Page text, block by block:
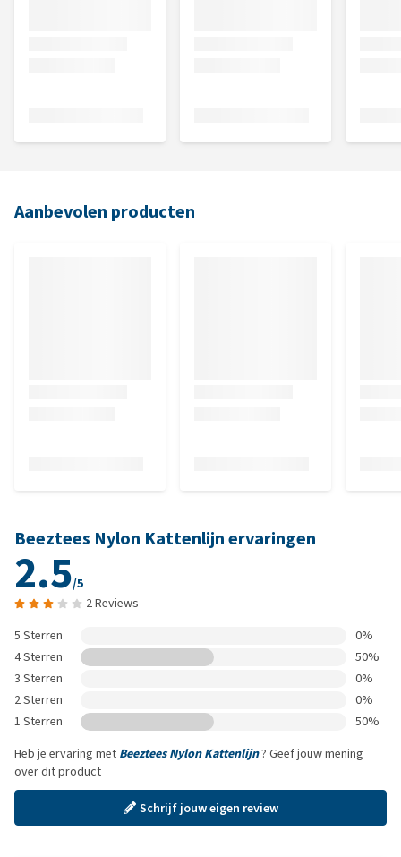
Aanbevolen producten
Beeztees Nylon Kattenlijn ervaringen
2.5/5
2 Reviews
5 Sterren
0%
4 Sterren
50%
3 Sterren
0%
2 Sterren
0%
1 Sterren
50%
Heb je ervaring met Beeztees Nylon Kattenlijn? Geef jouw mening
over dit product
Schrijf jouw eigen review